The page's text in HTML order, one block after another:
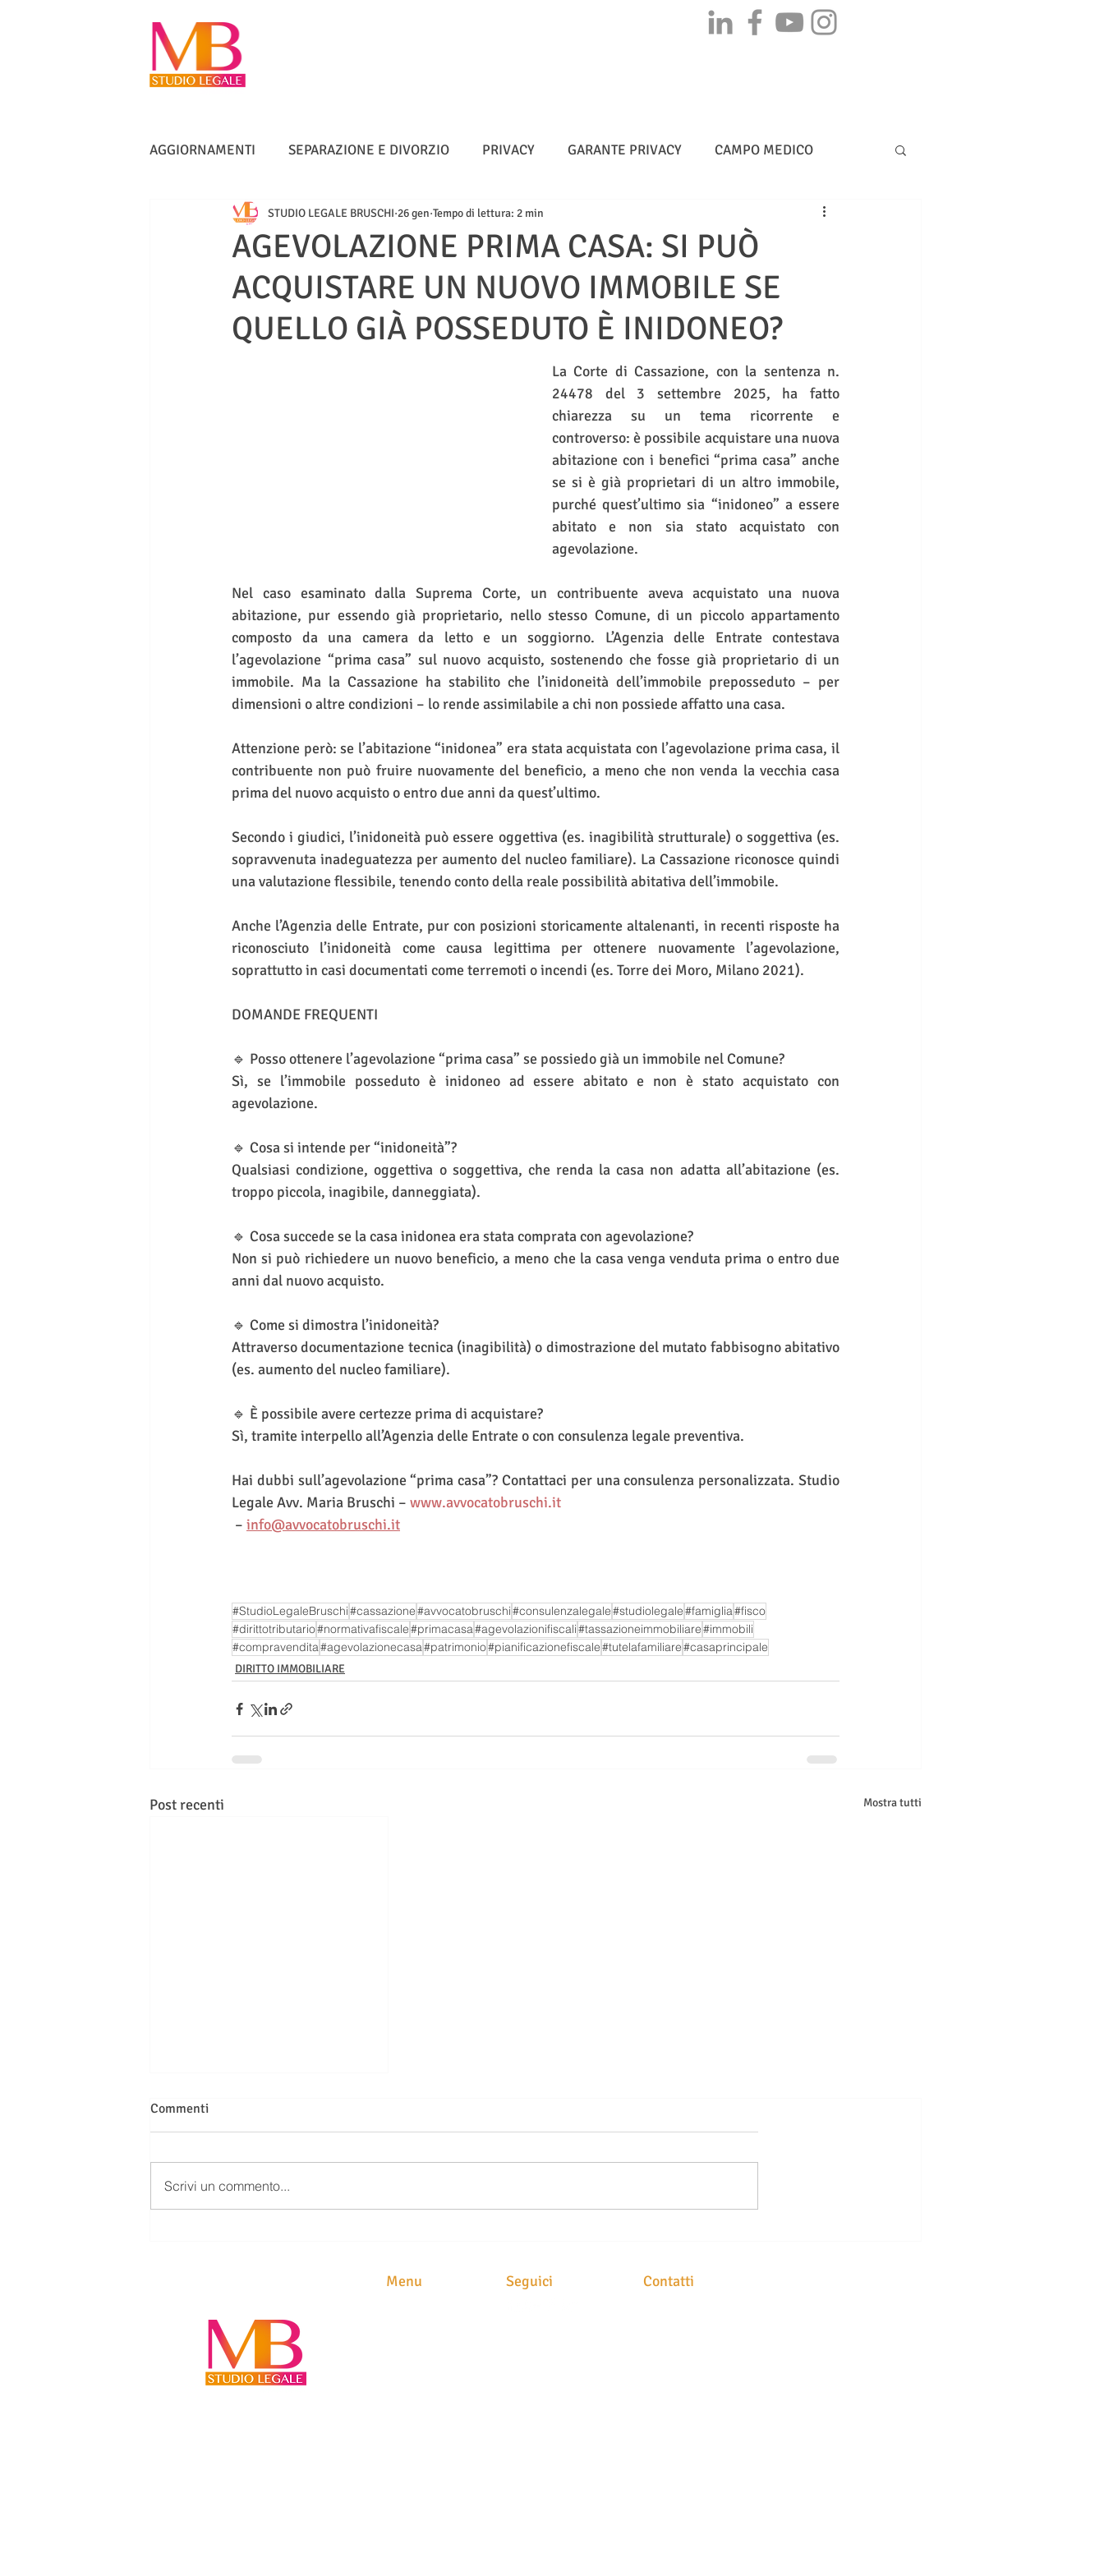
AGGIORNAMENTI SEPARAZIONE E DIVORZIO PRIVACY GARANTE PRIVACY CAMPO MEDICO
VACCINI TUTELA ANZIANI MULTE CYBERSICUREZZA - NIS 2 DIRITTO BANCARIO
DIRITTO IMMOBILIARE INTELLIGENZA ARTIFICIALE
AGEVOLAZIONE PRIMA CASA: SI PUÒ
ACQUISTARE UN NUOVO IMMOBILE SE
QUELLO GIÀ POSSEDUTO È INIDONEO?
STUDIO LEGALE BRUSCHI 26 gen Tempo di lettura: 2 min
La Corte di Cassazione, con la sentenza n.
24478 del 3 settembre 2025, ha fatto
chiarezza su un tema ricorrente e
controverso: è possibile acquistare una nuova
abitazione con i benefici “prima casa” anche
se si è già proprietari di un altro immobile,
purché quest’ultimo sia “inidoneo” a essere
abitato e non sia stato acquistato con
agevolazione.
Nel caso esaminato dalla Suprema Corte, un contribuente aveva acquistato una nuova
abitazione, pur essendo già proprietario, nello stesso Comune, di un piccolo appartamento
composto da una camera da letto e un soggiorno. L’Agenzia delle Entrate contestava
l’agevolazione “prima casa” sul nuovo acquisto, sostenendo che fosse già proprietario di un
immobile. Ma la Cassazione ha stabilito che l’inidoneità dell’immobile preposseduto – per
dimensioni o altre condizioni – lo rende assimilabile a chi non possiede affatto una casa.
Attenzione però: se l’abitazione “inidonea” era stata acquistata con l’agevolazione prima casa, il
contribuente non può fruire nuovamente del beneficio, a meno che non venda la vecchia casa
prima del nuovo acquisto o entro due anni da quest’ultimo.
Secondo i giudici, l’inidoneità può essere oggettiva (es. inagibilità strutturale) o soggettiva (es.
sopravvenuta inadeguatezza per aumento del nucleo familiare). La Cassazione riconosce quindi
una valutazione flessibile, tenendo conto della reale possibilità abitativa dell’immobile.
Anche l’Agenzia delle Entrate, pur con posizioni storicamente altalenanti, in recenti risposte ha
riconosciuto l’inidoneità come causa legittima per ottenere nuovamente l’agevolazione,
soprattutto in casi documentati come terremoti o incendi (es. Torre dei Moro, Milano 2021).
DOMANDE FREQUENTI
🔹 Posso ottenere l’agevolazione “prima casa” se possiedo già un immobile nel Comune?
Sì, se l’immobile posseduto è inidoneo ad essere abitato e non è stato acquistato con
agevolazione.
🔹 Cosa si intende per “inidoneità”?
Qualsiasi condizione, oggettiva o soggettiva, che renda la casa non adatta all’abitazione (es.
troppo piccola, inagibile, danneggiata).
🔹 Cosa succede se la casa inidonea era stata comprata con agevolazione?
Non si può richiedere un nuovo beneficio, a meno che la casa venga venduta prima o entro due
anni dal nuovo acquisto.
🔹 Come si dimostra l’inidoneità?
Attraverso documentazione tecnica (inagibilità) o dimostrazione del mutato fabbisogno abitativo
(es. aumento del nucleo familiare).
🔹 È possibile avere certezze prima di acquistare?
Sì, tramite interpello all’Agenzia delle Entrate o con consulenza legale preventiva.
Hai dubbi sull’agevolazione “prima casa”? Contattaci per una consulenza personalizzata. Studio
Legale Avv. Maria Bruschi – www.avvocatobruschi.it
– info@avvocatobruschi.it
#StudioLegaleBruschi#cassazione#avvocatobruschi#consulenzalegale#studiolegale#famiglia#fisco
#dirittotributario#normativafiscale#primacasa#agevolazionifiscali#tassazioneimmobiliare#immobili
#compravendita#agevolazionecasa#patrimonio#pianificazionefiscale#tutelafamiliare#casaprincipale
DIRITTO IMMOBILIARE
Post recenti Mostra tutti
Commenti
Scrivi un commento...
Menu Seguici Contatti